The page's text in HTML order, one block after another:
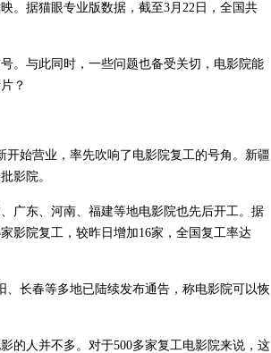
。据猫眼专业版数据，截至3月22日，全国共
。与此同时，一些问题也备受关切，电影院能
？
开始营业，率先吹响了电影院复工的号角。新疆
影院。
广东、河南、福建等地电影院也先后开工。据
影院复工，较昨日增加16家，全国复工率达
、长春等多地已陆续发布通告，称电影院可以恢
的人并不多。对于500多家复工电影院来说，这